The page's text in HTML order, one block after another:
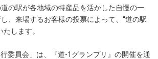
の駅が各地域の特産品を活かした自慢の一
、来場するお客様の投票によって、“道の駅
します。
行委員会」は、『道-1グランプリ』の開催を通